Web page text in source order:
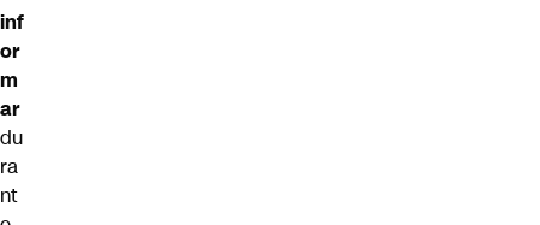
inf
or
m
ar
du
ra
nt